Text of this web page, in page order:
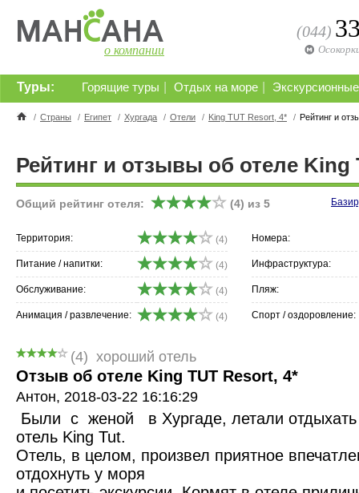
о компании
(044)
Горящие туры Отдых на море
Туры:
/ Страны / Египет / Хургада / Отели / King TUT Resort, 4* / Рейтинг и
Рейтинг и отзывы об отеле King
Общий рейтинг отеля: (4) из 5
Территория: (4) Номера:
Питание / напитки: (4) Инфраструктура:
Обслуживание: (4) Пляж:
Анимация / развлечение: (4) Спорт / оздоровление:
(4) хороший отель
Отзыв об отеле King TUT Resort, 4*
Антон, 2018-03-22 16:16:29
Были с женой в Хургаде, летали
отель King Tut.
Отель, в целом, произвел приятное
отдохнуть у моря